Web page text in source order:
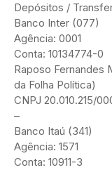
Depósitos /
Banco Inter (077)
Agência: 0001
Conta: 10134774-0
Raposo Fernandes
da Folha Política)
CNPJ 20.010.215/
–
Banco Itaú (341)
Agência: 1571
Conta: 10911-3